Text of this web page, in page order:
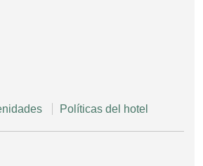
Políticas del hotel